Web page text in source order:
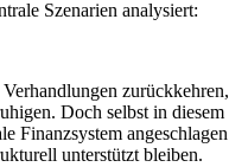
Szenarien analysiert:
zurückkehren,
Doch selbst in diesem
Finanzsystem angeschlagen
unterstützt bleiben.